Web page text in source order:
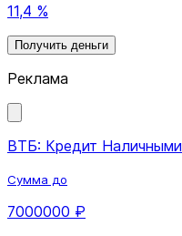
11,4 %
Получить деньги
Реклама
ВТБ: Кредит Наличными
Сумма до
7000000 ₽